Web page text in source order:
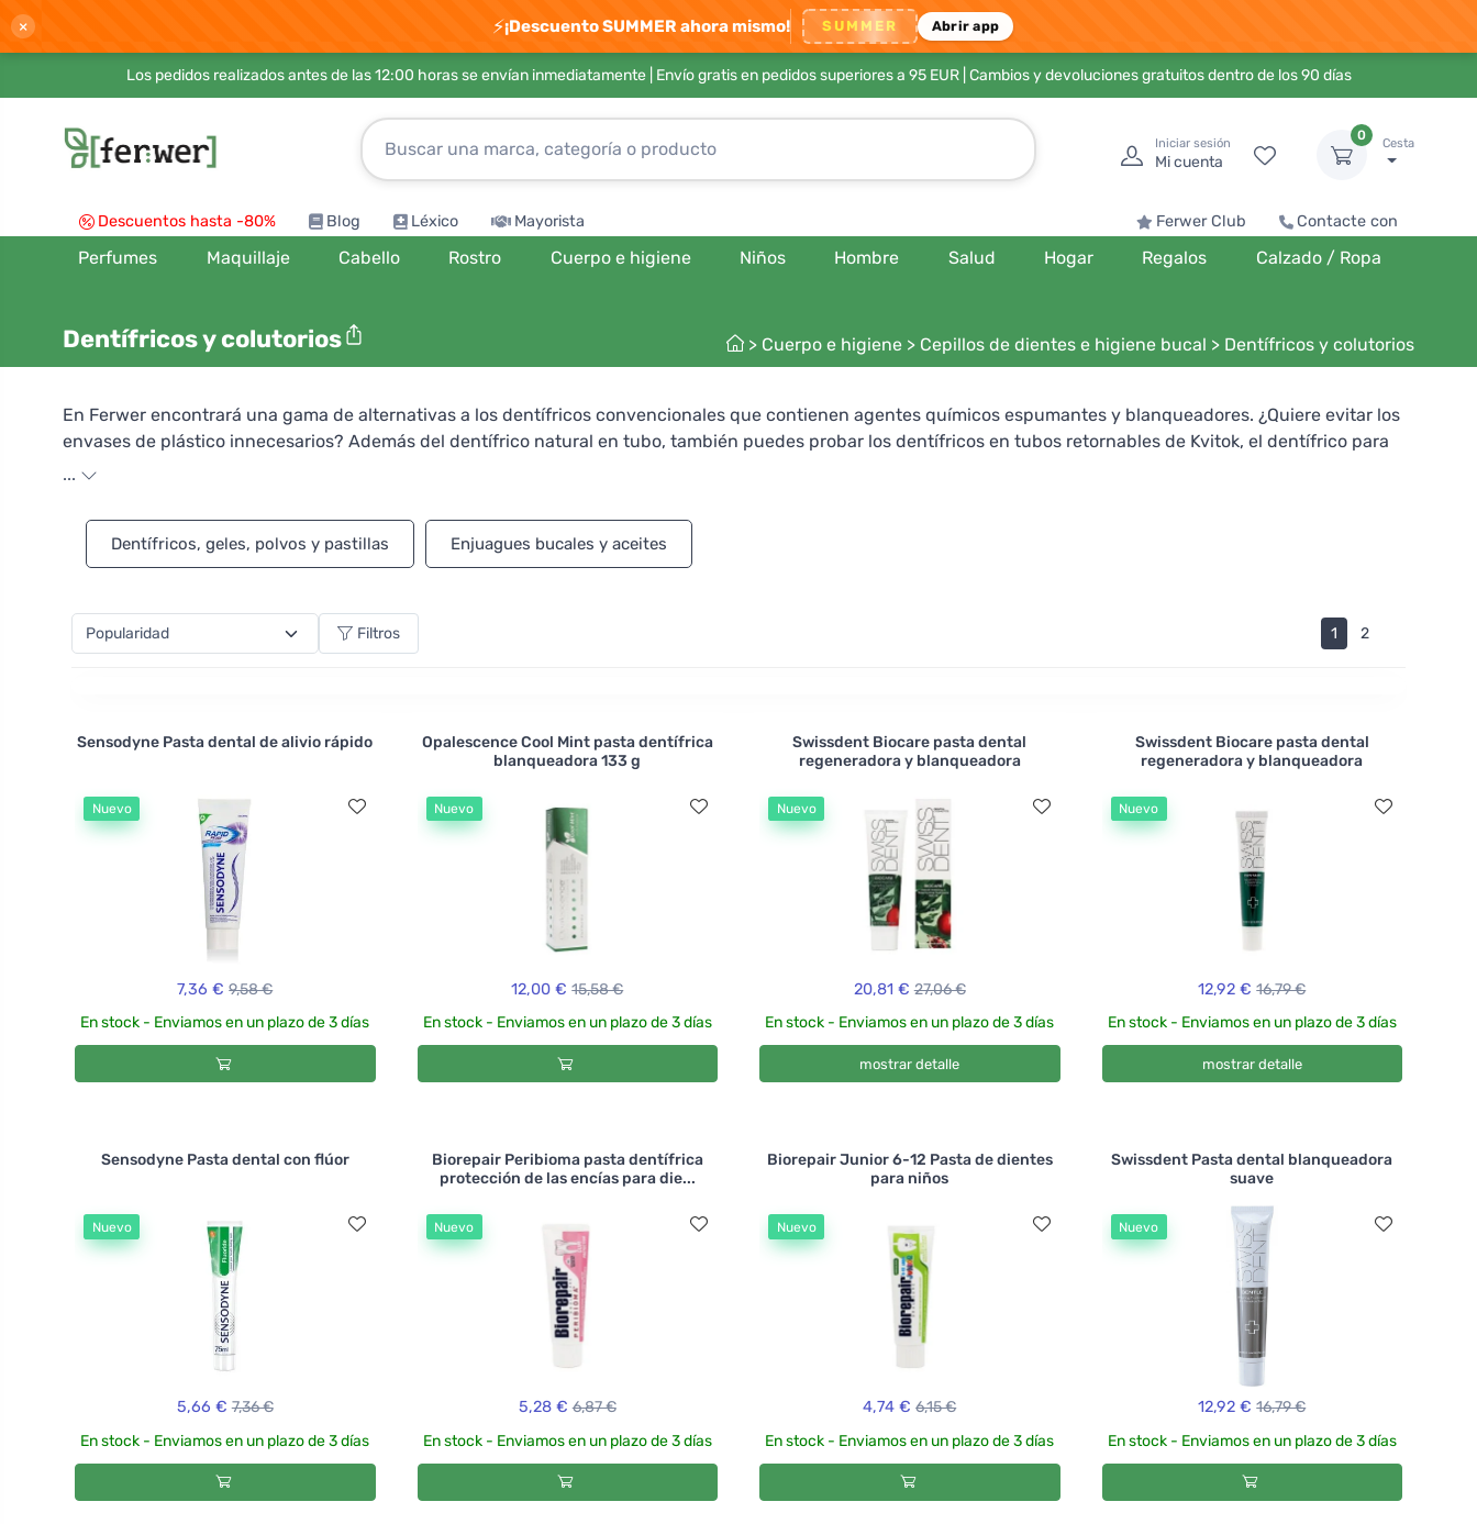
× ⚡¡Descuento SUMMER ahora mismo! SUMMER Abrir app
Los pedidos realizados antes de las 12:00 horas se envían inmediatamente | Envío gratis en pedidos superiores a 95 EUR| Cambios y devoluciones gratuitos dentro de los 90 días
Iniciar sesión
Mi cuenta
0
Cesta
Descuentos hasta -80% Blog Léxico Mayorista Ferwer Club Contacte con
Perfumes Maquillaje Cabello Rostro Cuerpo e higiene Niños Hombre Salud Hogar Regalos Calzado / Ropa
> Cuerpo e higiene > Cepillos de dientes e higiene bucal > Dentífricos y colutorios
Dentífricos y colutorios
En Ferwer encontrará una gama de alternativas a los dentífricos convencionales que contienen agentes químicos espumantes y blanqueadores. ¿Quiere evitar los
envases de plástico innecesarios? Además del dentífrico natural en tubo, también puedes probar los dentífricos en tubos retornables de Kvitok, el dentífrico para
dientes sensibles en tarro , el dentífrico en pastillas , que son ideales para viajar, o el dentífrico sólido Lamazuna. También puedes complementar tu cuidado bucal
...
Dentífricos, geles, polvos y pastillas Enjuagues bucales y aceites
Filtros 1 2
Sensodyne Pasta dental de alivio rápido
Nuevo
7,36 € 9,58 €
En stock - Enviamos en un plazo de 3 días
Opalescence Cool Mint pasta dentífrica
blanqueadora 133 g
Nuevo
12,00 € 15,58 €
En stock - Enviamos en un plazo de 3 días
Swissdent Biocare pasta dental
regeneradora y blanqueadora
Nuevo
20,81 € 27,06 €
En stock - Enviamos en un plazo de 3 días
mostrar detalle
Swissdent Biocare pasta dental
regeneradora y blanqueadora
Nuevo
12,92 € 16,79 €
En stock - Enviamos en un plazo de 3 días
mostrar detalle
Sensodyne Pasta dental con flúor
Nuevo
5,66 € 7,36 €
En stock - Enviamos en un plazo de 3 días
Biorepair Peribioma pasta dentífrica
protección de las encías para die...
Nuevo
5,28 € 6,87 €
En stock - Enviamos en un plazo de 3 días
Biorepair Junior 6-12 Pasta de dientes
para niños
Nuevo
4,74 € 6,15 €
En stock - Enviamos en un plazo de 3 días
Swissdent Pasta dental blanqueadora
suave
Nuevo
12,92 € 16,79 €
En stock - Enviamos en un plazo de 3 días